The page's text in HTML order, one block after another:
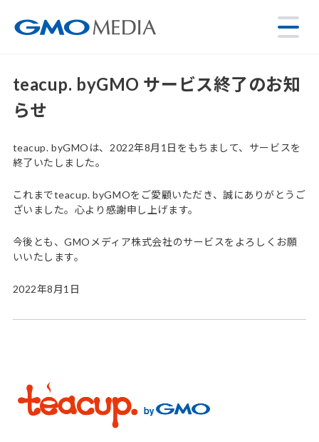
teacup. byGMO サービス終了のお知
らせ
teacup. byGMOは、2022年8月1日をもちまして、サービスを
終了いたしました。
これまでteacup. byGMOをご愛顧いただき、誠にありがとうご
ざいました。心より感謝申し上げます。
今後とも、GMOメディア株式会社のサービスをよろしくお願
いいたします。
2022年8月1日